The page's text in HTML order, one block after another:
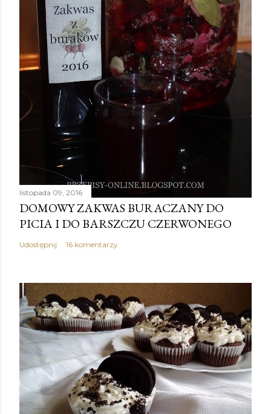
listopada 09, 2016
DOMOWY ZAKWAS BURACZANY DO
PICIA I DO BARSZCZU CZERWONEGO
Udostępnij 16 komentarzy